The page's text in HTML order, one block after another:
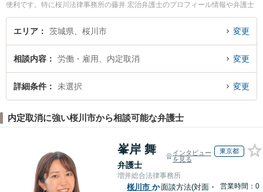
便利です。特に桜川法律事務所の藤井 宏治弁護士のプロフィール情報や弁護士
費用、強みなどが注目されています。『桜川市で土日や夜間に発生した内定取
消のトラブルを今すぐに弁護士に相談したい』『内定取消のトラブル解決の実
めです。
エリア 茨城県、桜川市 変更
相談内容 労働・雇用、内定取消 変更
詳細条件 未選択 変更
内定取消に強い桜川市から相談可能な弁護士
峯岸 舞
弁護士
インタビュー
を見る
東京都
増井総合法律事務所
桜川市 か面談方法(対面・
営業時間：0